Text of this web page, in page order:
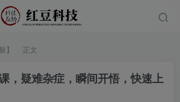
】 正文
，​疑难杂症，瞬间开悟，快速上